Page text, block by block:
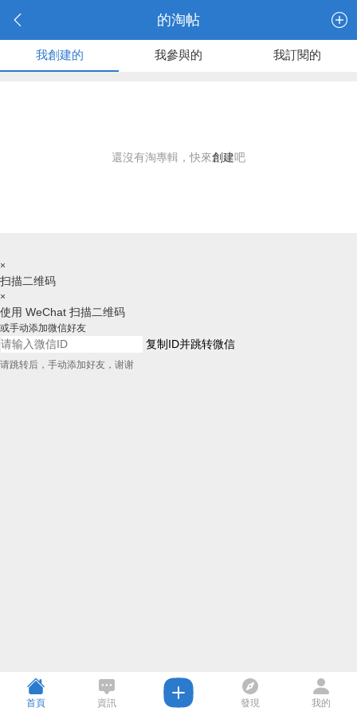
的淘帖
我創建的 我參與的 我訂閱的
還沒有淘專輯，快來創建吧
×
扫描二维码
×
使用 WeChat 扫描二维码
或手动添加微信好友
复制ID并跳转微信
请跳转后，手动添加好友，谢谢
首頁 資訊 發現 我的